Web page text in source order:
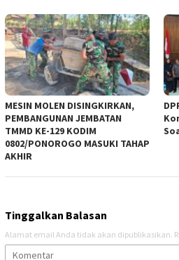
MESIN MOLEN DISINGKIRKAN,
PEMBANGUNAN JEMBATAN
TMMD KE-129 KODIM
0802/PONOROGO MASUKI TAHAP
AKHIR
Tinggalkan Balasan
Alamat email Anda tidak akan dipublikasikan.